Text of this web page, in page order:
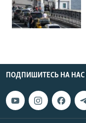
ПОДПИШИТЕСЬ НА НАС